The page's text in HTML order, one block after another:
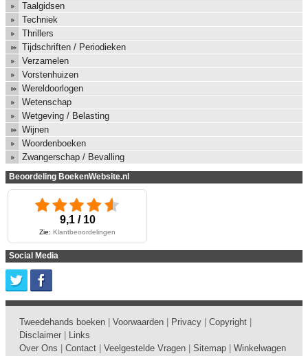
Taalgidsen
Techniek
Thrillers
Tijdschriften / Periodieken
Verzamelen
Vorstenhuizen
Wereldoorlogen
Wetenschap
Wetgeving / Belasting
Wijnen
Woordenboeken
Zwangerschap / Bevalling
Beoordeling BoekenWebsite.nl
9,1 / 10
Zie: Klantbeoordelingen
Social Media
Tweedehands boeken Voorwaarden Privacy Copyright
Disclaimer
Links
Over Ons
Contact Veelgestelde Vragen Sitemap Winkelwagen